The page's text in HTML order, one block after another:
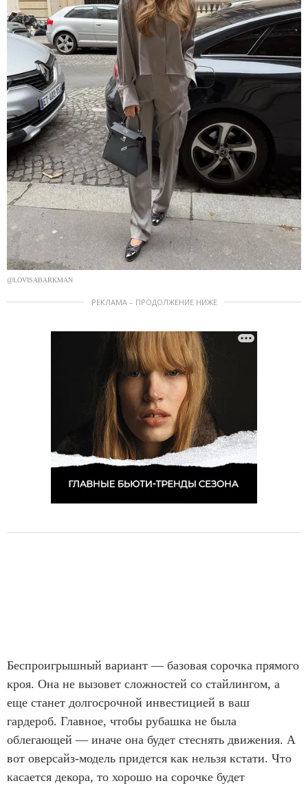
@LOVISABARKMAN
РЕКЛАМА – ПРОДОЛЖЕНИЕ НИЖЕ
Беспроигрышный вариант — базовая сорочка прямого
кроя. Она не вызовет сложностей со стайлингом, а
еще станет долгосрочной инвестицией в ваш
гардероб. Главное, чтобы рубашка не была
облегающей — иначе она будет стеснять движения. А
вот оверсайз-модель придется как нельзя кстати. Что
касается декора, то хорошо на сорочке будет